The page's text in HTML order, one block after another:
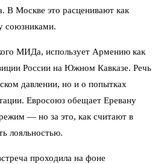
В Москве это расценивают как
союзниками.
МИДа, использует Армению как
России на Южном Кавказе. Речь
давлении, но и о попытках
Евросоюз обещает Еревану
— но за это, как считают в
лояльностью.
проходила на фоне